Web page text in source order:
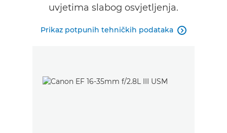
uvjetima slabog osvjetljenja.
Prikaz potpunih tehničkih podataka 